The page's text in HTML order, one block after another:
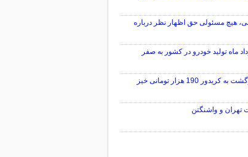
هیچ مسئولی حق اظهار نظر درباره
ماه تولید خودرو در کشور به صفر
بازار طلا با موج تقاضا صعودی شد | دلار برای بازگشت به کریدور 190 هزار تومانی خیز
تهران و واشنگتن